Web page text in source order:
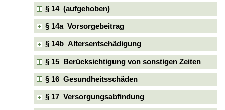
§ 14 (aufgehoben)
§ 14a Vorsorgebeitrag
§ 14b Altersentschädigung
§ 15 Berücksichtigung von sonstigen Zeiten
§ 16 Gesundheitsschäden
§ 17 Versorgungsabfindung